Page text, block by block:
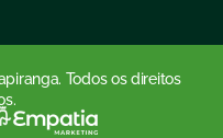
Todos os direitos